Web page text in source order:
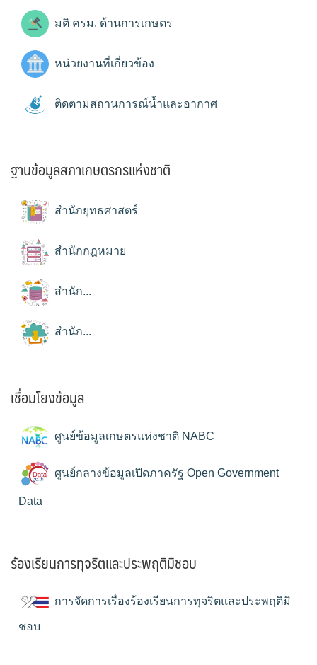
มติ ครม. ด้านการเกษตร
หน่วยงานที่เกี่ยวข้อง
ติดตามสถานการณ์น้ำและอากาศ
ฐานข้อมูลสภาเกษตรกรแห่งชาติ
สำนักยุทธศาสตร์
สำนักกฎหมาย
สำนัก...
สำนัก...
เชื่อมโยงข้อมูล
ศูนย์ข้อมูลเกษตรแห่งชาติ NABC
ศูนย์กลางข้อมูลเปิดภาครัฐ Open Government
Data
ร้องเรียนการทุจริตและประพฤติมิชอบ
การจัดการเรื่องร้องเรียนการทุจริตและประพฤติมิ
ชอบ